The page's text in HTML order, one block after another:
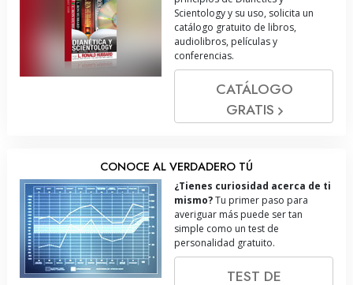
Scientology y su uso, solicita un
catálogo gratuito de libros,
audiolibros, películas y
conferencias.
CATÁLOGO
GRATIS
CONOCE AL VERDADERO TÚ
¿Tienes curiosidad acerca de ti
mismo?Tu primer paso para
averiguar más puede ser tan
simple como un test de
personalidad gratuito.
TEST DE